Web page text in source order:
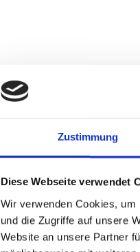
Zustimmung
Diese Webseite verwendet
Wir verwenden Cookies,
und die Zugriffe auf unsere
Website an unsere Partner